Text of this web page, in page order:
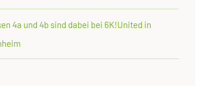
4a und 4b sind dabei bei 6K!United in